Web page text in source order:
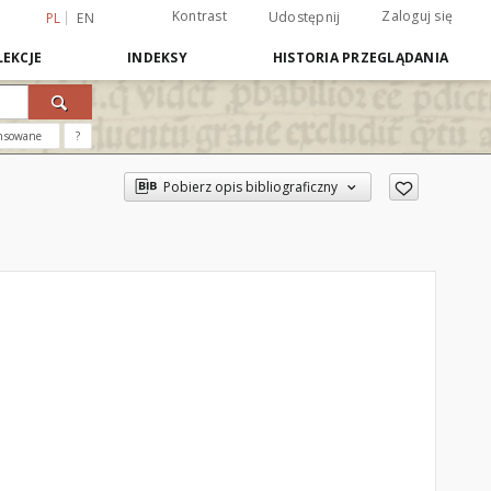
PL EN Kontrast Udostępnij Zaloguj się
INDEKSY HISTORIA PRZEGLĄDANIA
?
Pobierz opis bibliograficzny